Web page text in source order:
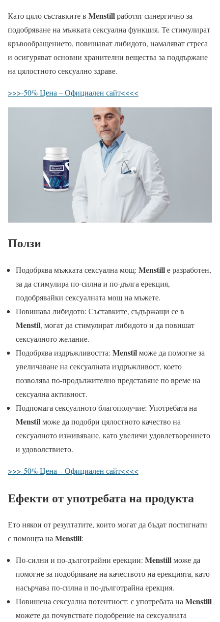
Като цяло съставките в Menstillработят синергично за
подобряване на мъжката сексуална функция. Те стимулират
кръвообращението, повишават либидото, намаляват стреса
и осигуряват основни хранителни вещества за поддържане
на цялостното сексуално здраве.
>>>-50% Цена – Официален сайт<<<<
Ползи
Подобрява мъжката сексуална мощ: Menstillе разработен,
за да стимулира по-силна и по-дълга ерекция,
подобрявайки сексуалната мощ на мъжете.
Повишава либидото: Съставките, съдържащи се в
Menstil, могат да стимулират либидото и да повишат
сексуалното желание.
Подобрява издръжливостта: Menstilможе да помогне за
увеличаване на сексуалната издръжливост, което
позволява по-продължително представяне по време на
сексуална активност.
Подпомага сексуалното благополучие: Употребата на
Menstilможе да подобри цялостното качество на
сексуалното изживяване, като увеличи удовлетворението
и удоволствието.
>>>-50% Цена – Официален сайт<<<<
Ефекти от употребата на продукта
Ето някои от резултатите, които могат да бъдат постигнати
с помощта наMenstill:
По-силни и по-дълготрайни ерекции: Menstillможе да
помогне за подобряване на качеството на ерекцията, като
насърчава по-силна и по-дълготрайна ерекция.
Повишена сексуална потентност: с употребата наMenstill
можете да почувствате подобрение на сексуалната